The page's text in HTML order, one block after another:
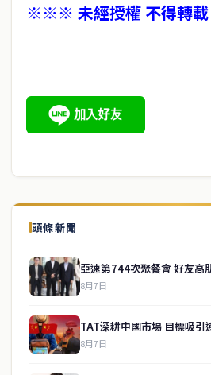
※※※ 未經授權 不得轉
頭條新聞
亞速第744次聚餐會 好友高
8月7日
TAT深耕中國市場 目標吸引
8月7日